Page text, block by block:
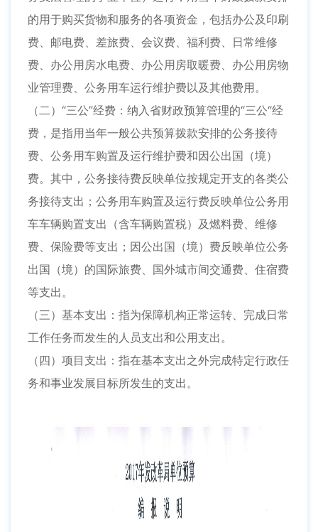
的用于购买货物和服务的各项资金，包括办公及印刷
费、邮电费、差旅费、会议费、福利费、日常维修
费、办公用房水电费、办公用房取暖费、办公用房物
业管理费、公务用车运行维护费以及其他费用。
（二）“三公”经费：纳入省财政预算管理的“三公“经
费，是指用当年一般公共预算拨款安排的公务接待
费、公务用车购置及运行维护费和因公出国（境）
费。其中，公务接待费反映单位按规定开支的各类公
务接待支出；公务用车购置及运行费反映单位公务用
车车辆购置支出（含车辆购置税）及燃料费、维修
费、保险费等支出；因公出国（境）费反映单位公务
出国（境）的国际旅费、国外城市间交通费、住宿费
等支出。
（三）基本支出：指为保障机构正常运转、完成日常
工作任务而发生的人员支出和公用支出。
（四）项目支出：指在基本支出之外完成特定行政任
务和事业发展目标所发生的支出。